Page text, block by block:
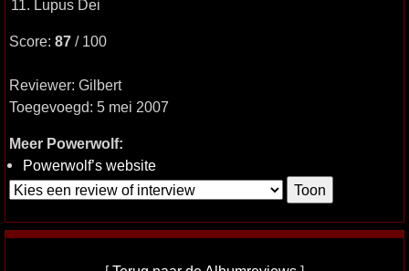
11. Lupus Dei
Score: 87 / 100
Reviewer: Gilbert
Toegevoegd: 5 mei 2007
Meer Powerwolf:
Powerwolf’s website